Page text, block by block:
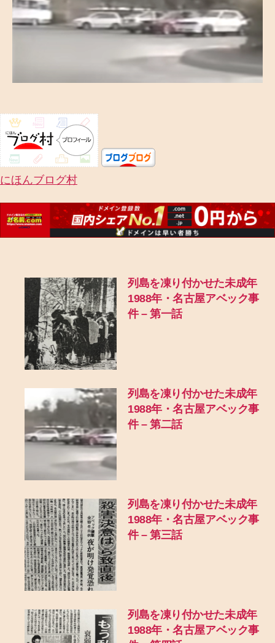
にほんブログ村
列島を凍り付かせた未成年
1988年・名古屋アベック事
件 – 第一話
列島を凍り付かせた未成年
1988年・名古屋アベック事
件 – 第二話
列島を凍り付かせた未成年
1988年・名古屋アベック事
件 – 第三話
列島を凍り付かせた未成年
1988年・名古屋アベック事